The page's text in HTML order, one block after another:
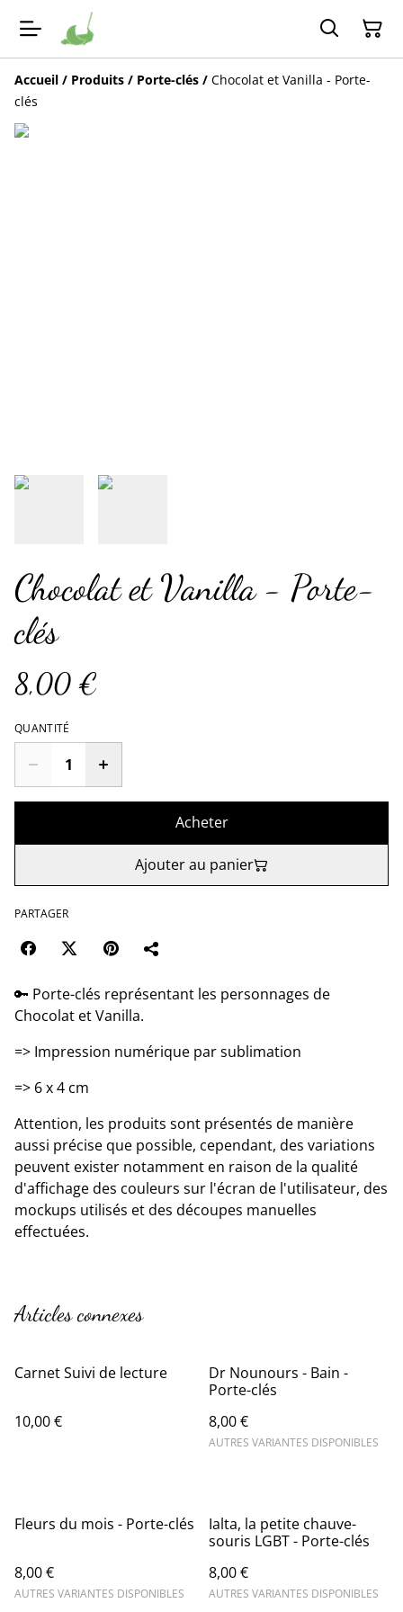
Accueil / Produits / Porte-clés / Chocolat et Vanilla - Porte-
clés
Chocolat et Vanilla - Porte-
clés
8,00 €
QUANTITÉ
Acheter
Ajouter au panier
PARTAGER
🔑 Porte-clés représentant les personnages de
Chocolat et Vanilla.
=> Impression numérique par sublimation
=> 6 x 4 cm
Attention, les produits sont présentés de manière
aussi précise que possible, cependant, des variations
peuvent exister notamment en raison de la qualité
d'affichage des couleurs sur l'écran de l'utilisateur, des
mockups utilisés et des découpes manuelles
effectuées.
Articles connexes
Carnet Suivi de lecture
10,00 €
Dr Nounours - Bain -
Porte-clés
8,00 €
AUTRES VARIANTES DISPONIBLES
Fleurs du mois - Porte-clés
8,00 €
AUTRES VARIANTES DISPONIBLES
Ialta, la petite chauve-
souris LGBT - Porte-clés
8,00 €
AUTRES VARIANTES DISPONIBLES